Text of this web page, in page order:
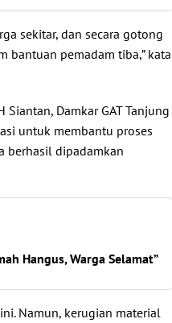
sekitar, dan secara gotong
bantuan pemadam tiba,” kata
Damkar GAT Tanjung
untuk membantu proses
berhasil dipadamkan
Hangus, Warga Selamat”
Namun, kerugian material